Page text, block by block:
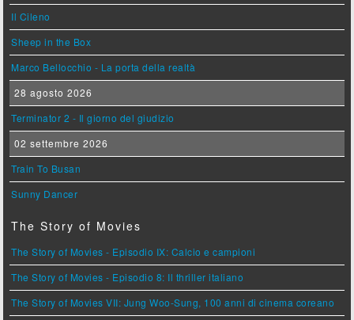
Il Cileno
Sheep in the Box
Marco Bellocchio - La porta della realtà
28 agosto 2026
Terminator 2 - Il giorno del giudizio
02 settembre 2026
Train To Busan
Sunny Dancer
The Story of Movies
The Story of Movies - Episodio IX: Calcio e campioni
The Story of Movies - Episodio 8: Il thriller italiano
The Story of Movies VII: Jung Woo-Sung, 100 anni di cinema coreano